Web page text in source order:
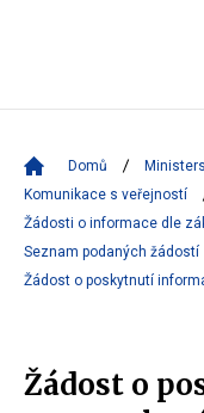
Domů
Komunikace s veřejností
Žádosti o informace dle
Seznam podaných žádostí
Žádost o poskytnutí
Žádost o